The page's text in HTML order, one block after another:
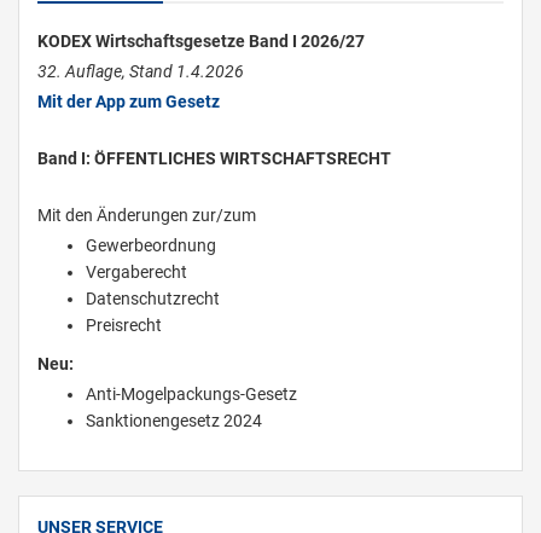
KODEX Wirtschaftsgesetze Band I 2026/27
32. Auflage, Stand 1.4.2026
Mit der App zum Gesetz
Band I: ÖFFENTLICHES WIRTSCHAFTSRECHT
Mit den Änderungen zur/zum
Gewerbeordnung
Vergaberecht
Datenschutzrecht
Preisrecht
Neu:
Anti-Mogelpackungs-Gesetz
Sanktionengesetz 2024
UNSER SERVICE